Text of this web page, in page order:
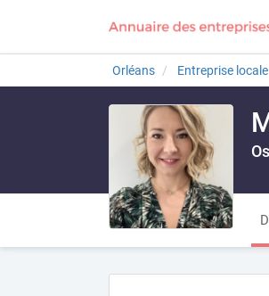
Orléans Entreprise locale